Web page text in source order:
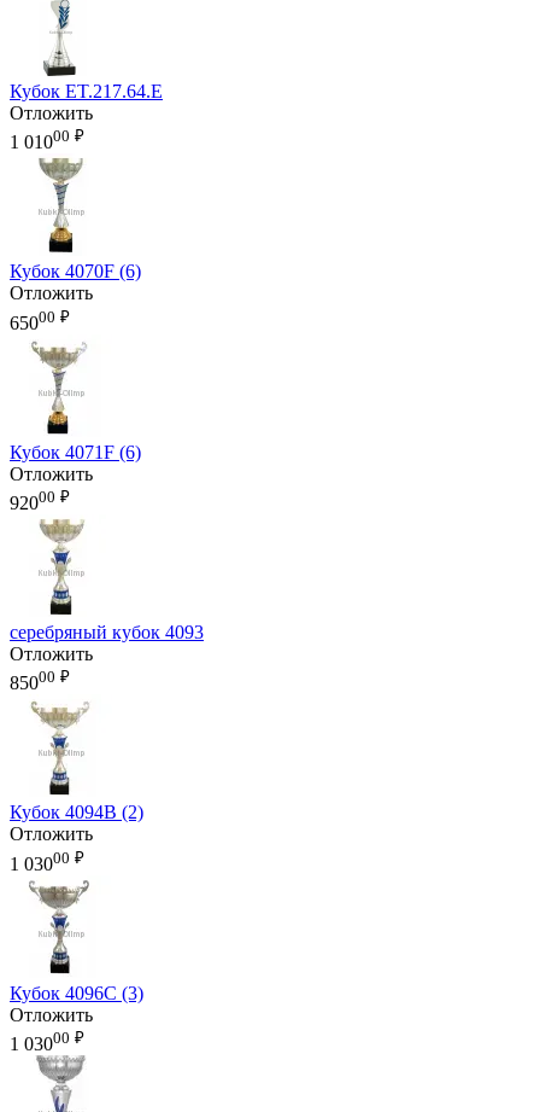
Кубок ET.217.64.E
Отложить
1 01000 ₽
Кубок 4070F (6)
Отложить
65000 ₽
Кубок 4071F (6)
Отложить
92000 ₽
серебряный кубок 4093
Отложить
85000 ₽
Кубок 4094B (2)
Отложить
1 03000 ₽
Кубок 4096C (3)
Отложить
1 03000 ₽